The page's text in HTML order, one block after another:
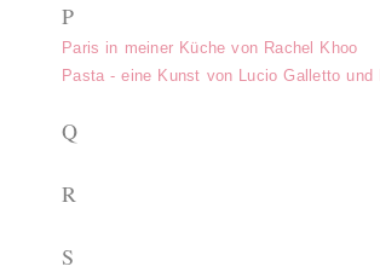
P
Paris in meiner Küche von Rachel Khoo
Pasta - eine Kunst von Lucio Galletto und
Q
R
S